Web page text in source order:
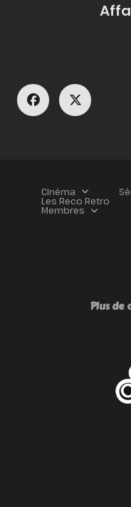
Cinéma
Les Reco Retro
Membres
Plus de